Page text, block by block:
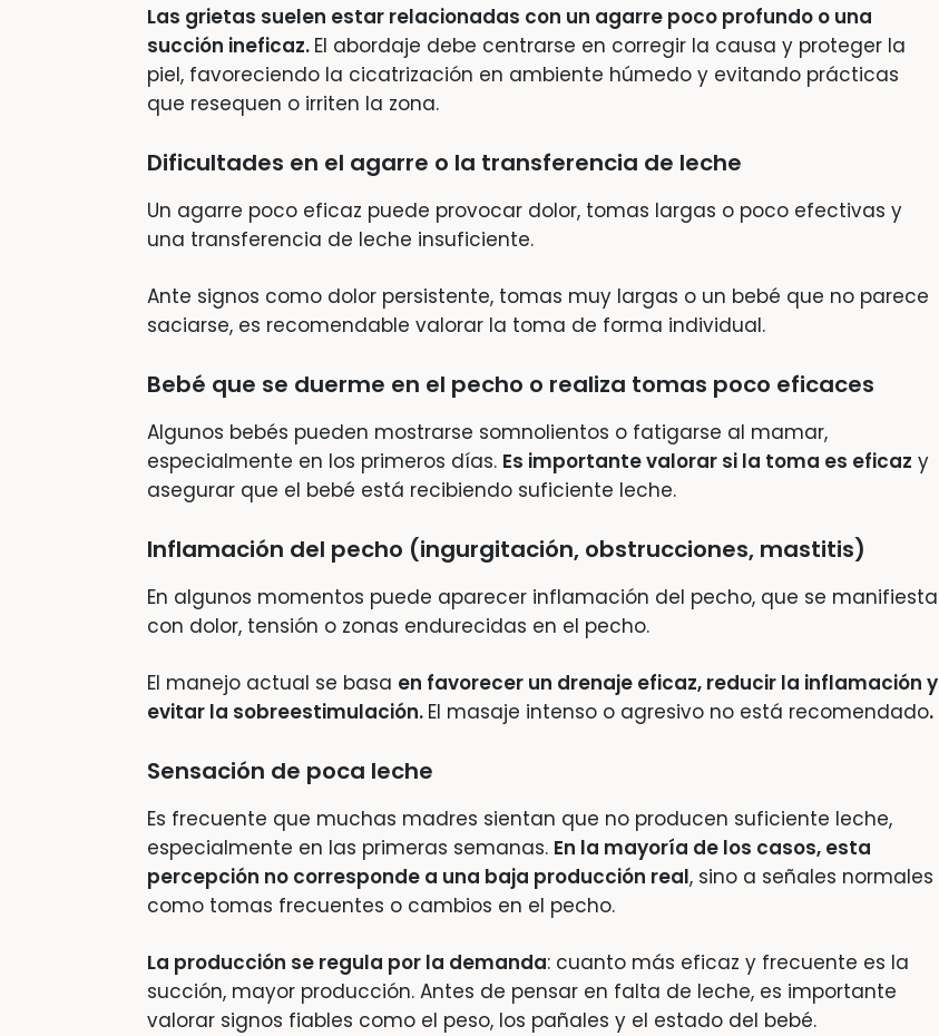
Las grietas suelen estar relacionadas con un agarre poco profundo o una
succión ineficaz. El abordaje debe centrarse en corregir la causa y proteger la
piel, favoreciendo la cicatrización en ambiente húmedo y evitando prácticas
que resequen o irriten la zona.
Dificultades en el agarre o la transferencia de leche
Un agarre poco eficaz puede provocar dolor, tomas largas o poco efectivas y
una transferencia de leche insuficiente.
Ante signos como dolor persistente, tomas muy largas o un bebé que no parece
saciarse, es recomendable valorar la toma de forma individual.
Bebé que se duerme en el pecho o realiza tomas poco eficaces
Algunos bebés pueden mostrarse somnolientos o fatigarse al mamar,
especialmente en los primeros días. Es importante valorar si la toma es eficaz y
asegurar que el bebé está recibiendo suficiente leche.
Inflamación del pecho (ingurgitación, obstrucciones, mastitis)
En algunos momentos puede aparecer inflamación del pecho, que se manifiesta
con dolor, tensión o zonas endurecidas en el pecho.
El manejo actual se basa en favorecer un drenaje eficaz, reducir la inflamación y
evitar la sobreestimulación. El masaje intenso o agresivo no está recomendado.
Sensación de poca leche
Es frecuente que muchas madres sientan que no producen suficiente leche,
especialmente en las primeras semanas. En la mayoría de los casos, esta
percepción no corresponde a una baja producción real, sino a señales normales
como tomas frecuentes o cambios en el pecho.
La producción se regula por la demanda: cuanto más eficaz y frecuente es la
succión, mayor producción. Antes de pensar en falta de leche, es importante
valorar signos fiables como el peso, los pañales y el estado del bebé.